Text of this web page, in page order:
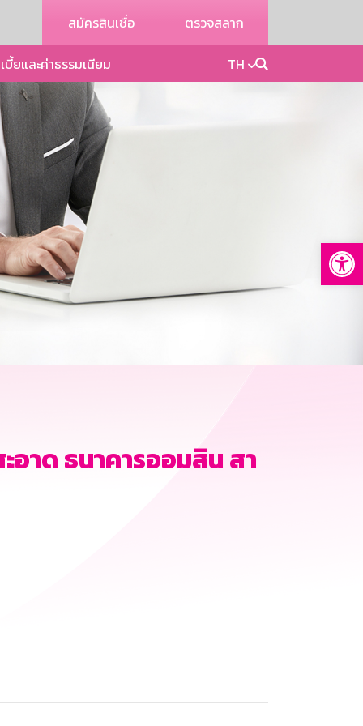
สมัครสินเชื่อ ตรวจสลาก
บี้ยและค่าธรรมเนียม TH
อาด ธนาคารออมสิน สา